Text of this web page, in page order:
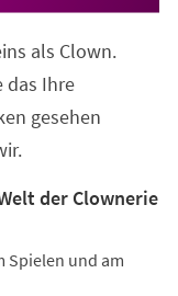
als Clown.
das Ihre
gesehen
der Clownerie
Spielen und am